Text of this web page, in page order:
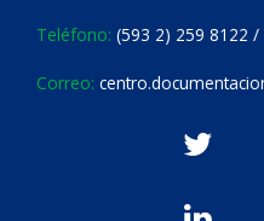
Teléfono: (593 2) 259 8122 /
Correo: